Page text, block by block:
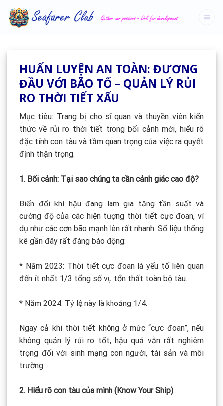
content
HUẤN LUYỆN AN TOÀN: ĐƯƠNG
ĐẦU VỚI BÃO TỐ – QUẢN LÝ RỦI
RO THỜI TIẾT XẤU
Mục tiêu: Trang bị cho sĩ quan và thuyền viên kiến
thức về rủi ro thời tiết trong bối cảnh mới, hiểu rõ
đặc tính con tàu và tầm quan trọng của việc ra quyết
định thận trọng.
1. Bối cảnh: Tại sao chúng ta cần cảnh giác cao độ?
Biến đổi khí hậu đang làm gia tăng tần suất và
cường độ của các hiện tượng thời tiết cực đoan, ví
dụ như các cơn bão mạnh lên rất nhanh. Số liệu thống
kê gần đây rất đáng báo động:
* Năm 2023: Thời tiết cực đoan là yếu tố liên quan
đến ít nhất 1/3 tổng số vụ tổn thất toàn bộ tàu.
* Năm 2024: Tỷ lệ này là khoảng 1/4.
Ngay cả khi thời tiết không ở mức “cực đoan”, nếu
không quản lý rủi ro tốt, hậu quả vẫn rất nghiêm
trọng đối với sinh mạng con người, tài sản và môi
trường.
2. Hiểu rõ con tàu của mình (Know Your Ship)